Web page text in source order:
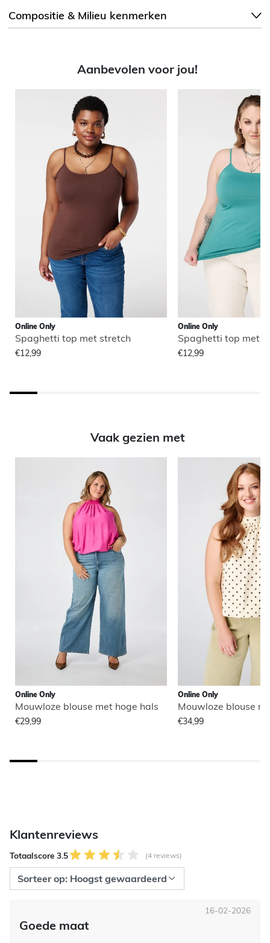
Compositie & Milieu kenmerken
Aanbevolen voor jou!
Online Only
Spaghetti top met stretch
€12,99
Online Only
Spaghetti top met
€12,99
Vaak gezien met
Online Only
Mouwloze blouse met hoge hals
€29,99
Online Only
Mouwloze blouse
€34,99
Klantenreviews
Totaalscore 3.5 (4 reviews)
Goede maat
16-02-2026